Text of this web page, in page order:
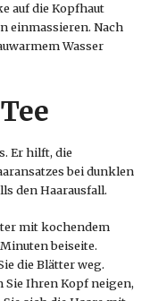
auf die Kopfhaut
einmassieren. Nach
Wasser
Er hilft, die
bei dunklen
den Haarausfall.
mit kochendem
beiseite.
die Blätter weg.
Sie Ihren Kopf neigen,